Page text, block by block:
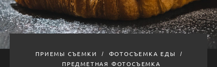
ПРИЕМЫ СЪЕМКИ
ФОТОСЪЕМКА ЕДЫ
ПРЕДМЕТНАЯ ФОТОСЪЕМКА